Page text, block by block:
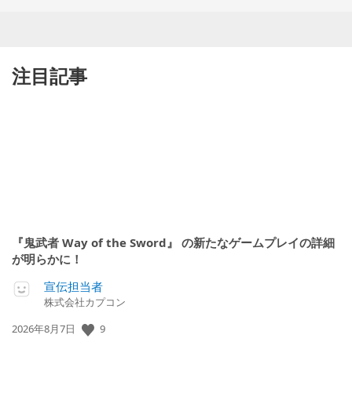
注目記事
『鬼武者 Way of the Sword』 の新たなゲームプレイの詳細
が明らかに！
宣伝担当者
株式会社カプコン
公
2026年8月7日 9